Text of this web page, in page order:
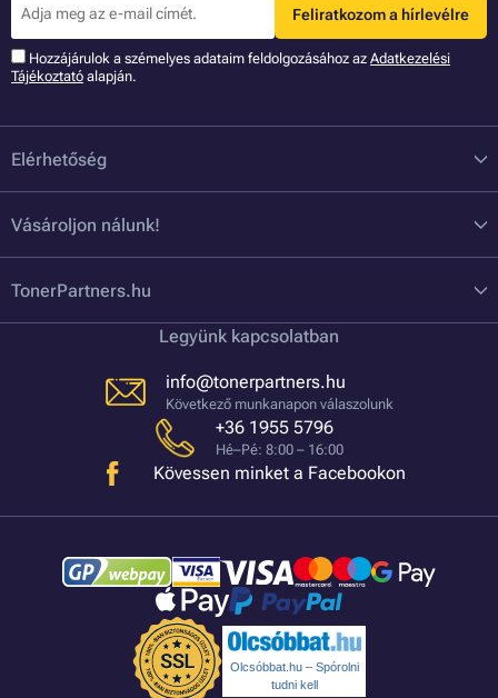
Feliratkozom a hírlevélre
Hozzájárulok a szémelyes adataim feldolgozásához az Adatkezelési
Tájékoztató alapján.
Elérhetőség
Vásároljon nálunk!
TonerPartners.hu
Legyünk kapcsolatban
info@tonerpartners.hu
Következő munkanapon válaszolunk
+36 1955 5796
Hé–Pé: 8:00 – 16:00
Kövessen minket a Facebookon
Olcsóbbat.hu – Spórolni
tudni kell